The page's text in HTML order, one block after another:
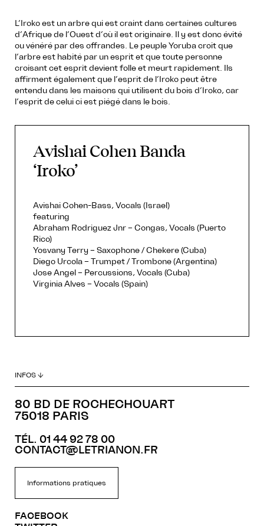
L’Iroko est un arbre qui est craint dans certaines cultures
d’Afrique de l’Ouest d’où il est originaire. Il y est donc évité
ou vénéré par des offrandes. Le peuple Yoruba croit que
l’arbre est habité par un esprit et que toute personne
croisant cet esprit devient folle et meurt rapidement. Ils
affirment également que l’esprit de l’Iroko peut être
entendu dans les maisons qui utilisent du bois d’Iroko, car
l’esprit de celui ci est piégé dans le bois.
Avishai Cohen Banda
‘Iroko’
Avishai Cohen-Bass, Vocals (Israel)
featuring
Abraham Rodriguez Jnr – Congas, Vocals (Puerto
Rico)
Yosvany Terry – Saxophone / Chekere (Cuba)
Diego Urcola – Trumpet / Trombone (Argentina)
Jose Angel – Percussions, Vocals (Cuba)
Virginia Alves – Vocals (Spain)
INFOS ↓
80 BD DE ROCHECHOUART
75018 PARIS
TÉL. 01 44 92 78 00
CONTACT@LETRIANON.FR
Informations pratiques
FACEBOOK